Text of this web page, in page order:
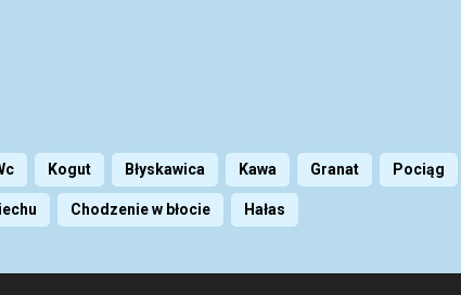
Kogut Błyskawica Kawa Granat Pociąg
Chodzenie w błocie Hałas